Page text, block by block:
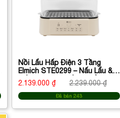
Nồi Lẩu Hấp Điện 3 Tầng
Elmich STE0299 – Nấu Lẩu &
Hấp Đa Năng, Điều Khiển Cảm
Ứng
2.139.000 ₫ 2.239.000 ₫
Đã bán 243